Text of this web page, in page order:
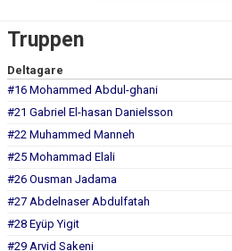
KONTAKT
Truppen
Deltagare
#16 Mohammed Abdul-ghani
#21 Gabriel El-hasan Danielsson
#22 Muhammed Manneh
#25 Mohammad Elali
#26 Ousman Jadama
#27 Abdelnaser Abdulfatah
#28 Eyüp Yigit
#29 Arvid Sakeni